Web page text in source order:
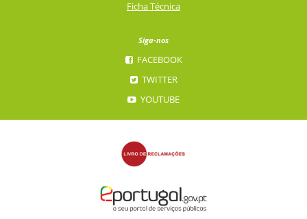
Ficha Técnica
Siga-nos
FACEBOOK
TWITTER
YOUTUBE